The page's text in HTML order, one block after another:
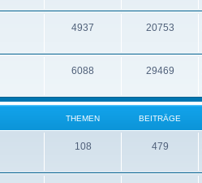
4937 20753
6088 29469
THEMEN BEITRÄGE
108 479